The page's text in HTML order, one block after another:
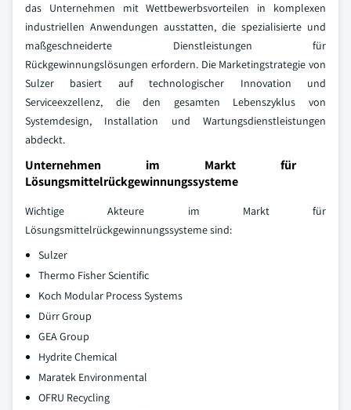
das Unternehmen mit Wettbewerbsvorteilen in komplexen
industriellen Anwendungen ausstatten, die spezialisierte und
maßgeschneiderte Dienstleistungen für
Rückgewinnungslösungen erfordern. Die Marketingstrategie von
Sulzer basiert auf technologischer Innovation und
Serviceexzellenz, die den gesamten Lebenszyklus von
Systemdesign, Installation und Wartungsdienstleistungen
abdeckt.
Unternehmen im Markt für
Lösungsmittelrückgewinnungssysteme
Wichtige Akteure im Markt für
Lösungsmittelrückgewinnungssysteme sind:
Sulzer
Thermo Fisher Scientific
Koch Modular Process Systems
Dürr Group
GEA Group
Hydrite Chemical
Maratek Environmental
OFRU Recycling